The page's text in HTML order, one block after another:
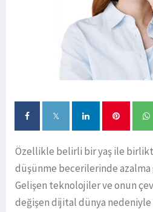
Özellikle belirli bir yaş ile
düşünme becerilerinde
Gelişen teknolojiler ve onun
değişen dijital dünya nedeniyle